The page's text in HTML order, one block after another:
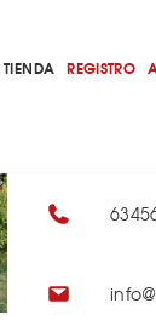
TIENDA REGISTRO